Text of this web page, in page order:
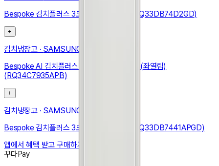
Bespoke 김치플러스 3도어 키친핏 313L (RQ33DB74D2GD)
+
김치냉장고 · SAMSUNG
Bespoke AI 김치플러스 1도어 키친핏 347L (좌열림)
(RQ34C7935APB)
+
김치냉장고 · SAMSUNG
Bespoke 김치플러스 3도어 키친핏 313L (RQ33DB7441APGD)
앱에서 혜택 받고 구매하기
꾸다Pay